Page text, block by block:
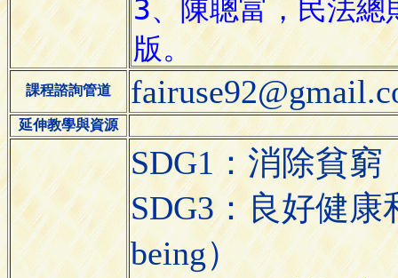
課程諮詢管道
延伸教學與資源
SDG1：消除貧窮
SDG3：良好健康
being）